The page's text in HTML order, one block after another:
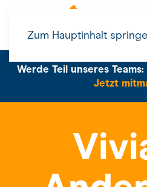
Zum Hauptinhalt
Werde Teil unseres
Jetzt